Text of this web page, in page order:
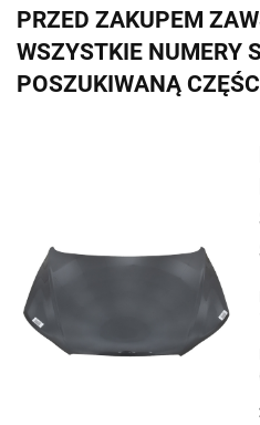
PRZED ZAKUPEM
WSZYSTKIE NUMERY
POSZUKIWANĄ